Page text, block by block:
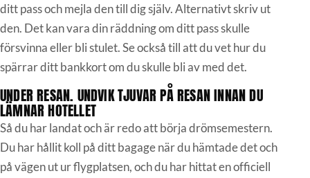
ditt pass och mejla den till dig själv. Alternativt skriv ut
den. Det kan vara din räddning om ditt pass skulle
försvinna eller bli stulet. Se också till att du vet hur du
spärrar ditt bankkort om du skulle bli av med det.
UNDER RESAN. UNDVIK TJUVAR PÅ RESAN INNAN DU
LÄMNAR HOTELLET
Så du har landat och är redo att börja drömsemestern.
Du har hållit koll på ditt bagage när du hämtade det och
på vägen ut ur flygplatsen, och du har hittat en officiell